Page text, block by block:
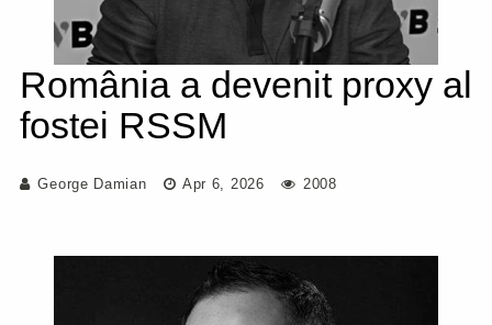
România a devenit proxy al
fostei RSSM
George Damian Apr 6, 2026 2008